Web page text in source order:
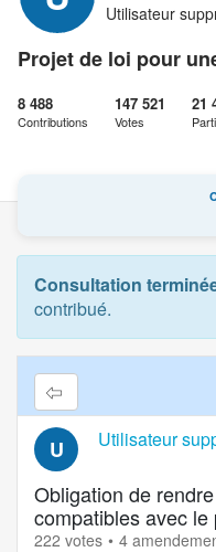
Utilisateur
Projet de loi pour
8 488
Contributions
147 521
Votes
21
Consultation
contribué.
U Utilisateur
Obligation de
compatibles avec
222 votes 4